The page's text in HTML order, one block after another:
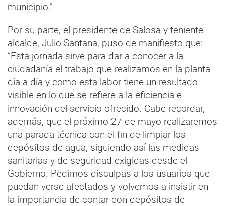
municipio.”
Por su parte, el presidente de Salosa y teniente
alcalde, Julio Santana, puso de manifiesto que:
“Esta jornada sirve para dar a conocer a la
ciudadanía el trabajo que realizamos en la planta
día a día y como esta labor tiene un resultado
visible en lo que se refiere a la eficiencia e
innovación del servicio ofrecido. Cabe recordar,
además, que el próximo 27 de mayo realizaremos
una parada técnica con el fin de limpiar los
depósitos de agua, siguiendo así las medidas
sanitarias y de seguridad exigidas desde el
Gobierno. Pedimos disculpas a los usuarios que
puedan verse afectados y volvemos a insistir en
la importancia de contar con depósitos de